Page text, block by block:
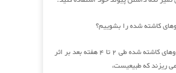
کاشته شده را بشوییم؟
بیشتر ابروهای کاشته شده طی 2 تا 4 هفته بعد بر اثر
ریزند که طبیعیست،